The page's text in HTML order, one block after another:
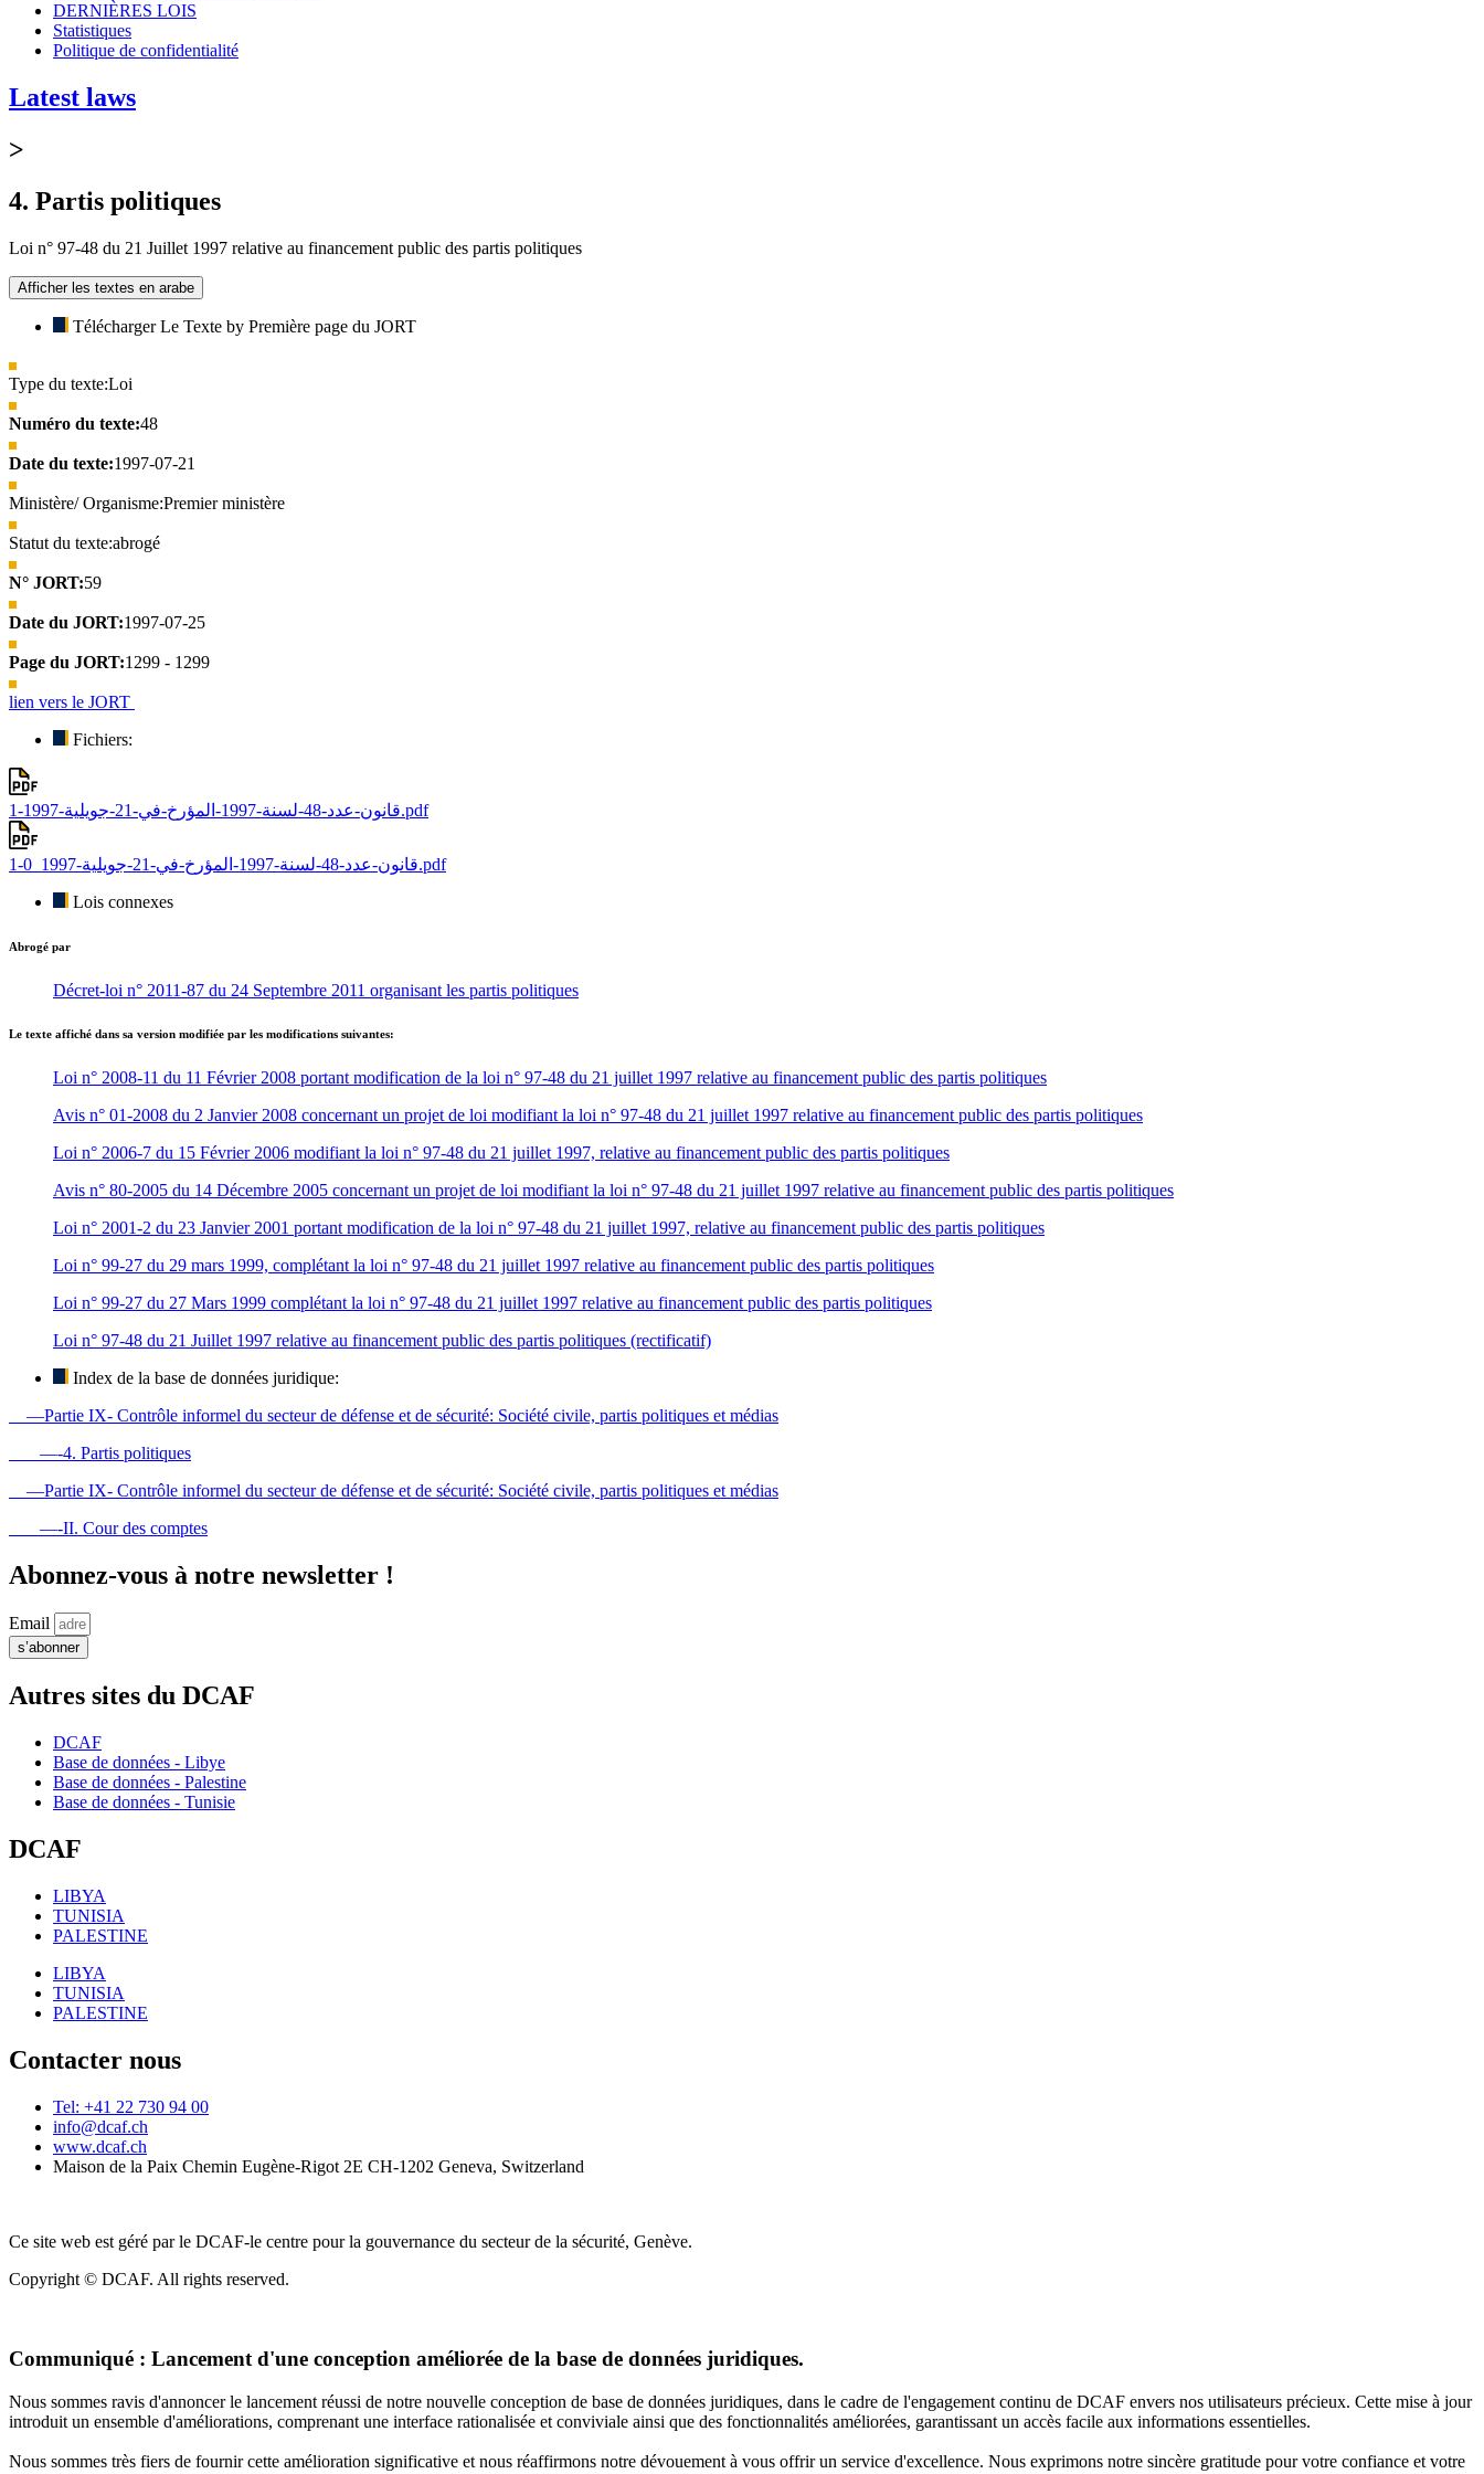
DERNIÈRES LOIS
Statistiques
Politique de confidentialité
Latest laws
>
4. Partis politiques
Loi n° 97-48 du 21 Juillet 1997 relative au financement public des partis politiques
Afficher les textes en arabe
Télécharger Le Texte by Première page du JORT
Type du texte:Loi
Numéro du texte:48
Date du texte:1997-07-21
Ministère/ Organisme:Premier ministère
Statut du texte:abrogé
N° JORT:59
Date du JORT:1997-07-25
Page du JORT:1299 - 1299
lien vers le JORT
Fichiers:
قانون-عدد-48-لسنة-1997-المؤرخ-في-21-جويلية-1997-1.pdf
قانون-عدد-48-لسنة-1997-المؤرخ-في-21-جويلية-1997_0-1.pdf
Lois connexes
Abrogé par
Décret-loi n° 2011-87 du 24 Septembre 2011 organisant les partis politiques
Le texte affiché dans sa version modifiée par les modifications suivantes:
Loi n° 2008-11 du 11 Février 2008 portant modification de la loi n° 97-48 du 21 juillet 1997 relative au financement public des partis politiques
Avis n° 01-2008 du 2 Janvier 2008 concernant un projet de loi modifiant la loi n° 97-48 du 21 juillet 1997 relative au financement public des partis politiques
Loi n° 2006-7 du 15 Février 2006 modifiant la loi n° 97-48 du 21 juillet 1997, relative au financement public des partis politiques
Avis n° 80-2005 du 14 Décembre 2005 concernant un projet de loi modifiant la loi n° 97-48 du 21 juillet 1997 relative au financement public des partis politiques
Loi n° 2001-2 du 23 Janvier 2001 portant modification de la loi n° 97-48 du 21 juillet 1997, relative au financement public des partis politiques
Loi n° 99-27 du 29 mars 1999, complétant la loi n° 97-48 du 21 juillet 1997 relative au financement public des partis politiques
Loi n° 99-27 du 27 Mars 1999 complétant la loi n° 97-48 du 21 juillet 1997 relative au financement public des partis politiques
Loi n° 97-48 du 21 Juillet 1997 relative au financement public des partis politiques (rectificatif)
Index de la base de données juridique:
—Partie IX- Contrôle informel du secteur de défense et de sécurité: Société civile, partis politiques et médias
—-4. Partis politiques
—Partie IX- Contrôle informel du secteur de défense et de sécurité: Société civile, partis politiques et médias
—-II. Cour des comptes
Abonnez-vous à notre newsletter !
Email
s’abonner
Autres sites du DCAF
DCAF
Base de données - Libye
Base de données - Palestine
Base de données - Tunisie
DCAF
LIBYA
TUNISIA
PALESTINE
LIBYA
TUNISIA
PALESTINE
Contacter nous
Tel: +41 22 730 94 00
info@dcaf.ch
www.dcaf.ch
Maison de la Paix Chemin Eugène-Rigot 2E CH-1202 Geneva, Switzerland
Ce site web est géré par le DCAF-le centre pour la gouvernance du secteur de la sécurité, Genève.
Copyright © DCAF. All rights reserved.
Communiqué : Lancement d'une conception améliorée de la base de données juridiques.
Nous sommes ravis d'annoncer le lancement réussi de notre nouvelle conception de base de données juridiques, dans le cadre de l'engagement continu de DCAF envers nos utilisateurs précieux. Cette mise à jour
introduit un ensemble d'améliorations, comprenant une interface rationalisée et conviviale ainsi que des fonctionnalités améliorées, garantissant un accès facile aux informations essentielles.
Nous sommes très fiers de fournir cette amélioration significative et nous réaffirmons notre dévouement à vous offrir un service d'excellence. Nous exprimons notre sincère gratitude pour votre confiance et votre